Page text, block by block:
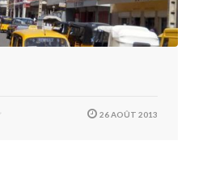
26 AOÛT 2013